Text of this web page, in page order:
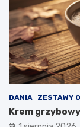
DANIA ZESTAWY
Krem